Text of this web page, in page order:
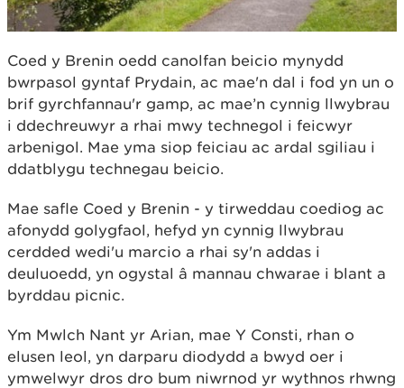
Coed y Brenin oedd canolfan beicio mynydd
bwrpasol gyntaf Prydain, ac mae'n dal i fod yn un o
brif gyrchfannau'r gamp, ac mae’n cynnig llwybrau
i ddechreuwyr a rhai mwy technegol i feicwyr
arbenigol. Mae yma siop feiciau ac ardal sgiliau i
ddatblygu technegau beicio.
Mae safle Coed y Brenin - y tirweddau coediog ac
afonydd golygfaol, hefyd yn cynnig llwybrau
cerdded wedi'u marcio a rhai sy'n addas i
deuluoedd, yn ogystal â mannau chwarae i blant a
byrddau picnic.
Ym Mwlch Nant yr Arian, mae Y Consti, rhan o
elusen leol, yn darparu diodydd a bwyd oer i
ymwelwyr dros dro bum niwrnod yr wythnos rhwng